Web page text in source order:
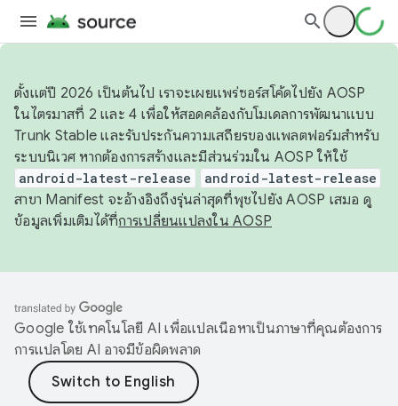
ตั้งแต่ปี 2026 เป็นต้นไป เราจะเผยแพร่ซอร์สโค้ดไปยัง AOSP
ในไตรมาสที่ 2 และ 4 เพื่อให้สอดคล้องกับโมเดลการพัฒนาแบบ
Trunk Stable และรับประกันความเสถียรของแพลตฟอร์มสำหรับ
ระบบนิเวศ หากต้องการสร้างและมีส่วนร่วมใน AOSP ให้ใช้
android-latest-release android-latest-release
สาขา Manifest จะอ้างอิงถึงรุ่นล่าสุดที่พุชไปยัง AOSP เสมอ ดู
ข้อมูลเพิ่มเติมได้ที่การเปลี่ยนแปลงใน AOSP
Google ใช้เทคโนโลยี AI เพื่อแปลเนื้อหาเป็นภาษาที่คุณต้องการ
การแปลโดย AI อาจมีข้อผิดพลาด